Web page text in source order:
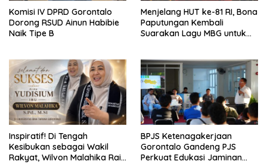
Komisi IV DPRD Gorontalo
Dorong RSUD Ainun Habibie
Naik Tipe B
Menjelang HUT ke-81 RI, Bona
Paputungan Kembali
Suarakan Lagu MBG untuk
Inspiratif! Di Tengah
Kesibukan sebagai Wakil
Rakyat, Wilvon Malahika Raih
BPJS Ketenagakerjaan
Gorontalo Gandeng PJS
Perkuat Edukasi Jaminan